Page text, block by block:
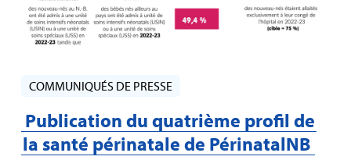
COMMUNIQUÉS DE PRESSE
Publication du quatrième profil de
la santé périnatale de PérinatalNB